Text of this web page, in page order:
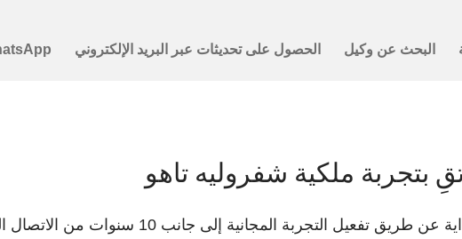
بتجربة ملكية شفروليه تاهو
التجربة المجانية إلى جانب 10 سنوات من الاتصال القياسي